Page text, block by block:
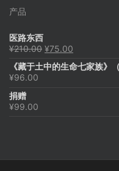
产品
医路东西
¥210.00 原
为：
¥75.00
价
《藏于土中的生命七家族》
¥96.00
捐赠
¥99.00